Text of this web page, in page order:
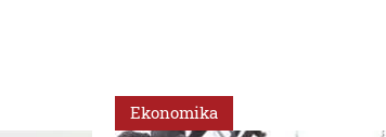
Ekonomika